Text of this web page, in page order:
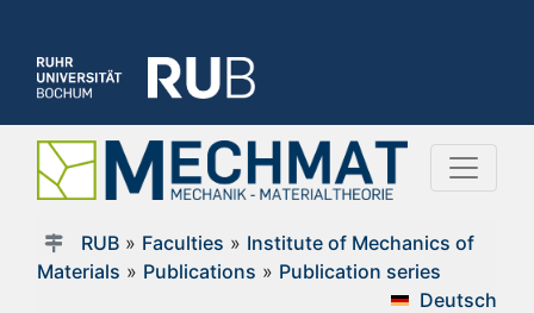
RUB» Faculties » Institute of Mechanics of
Materials » Publications » Publication series
Deutsch